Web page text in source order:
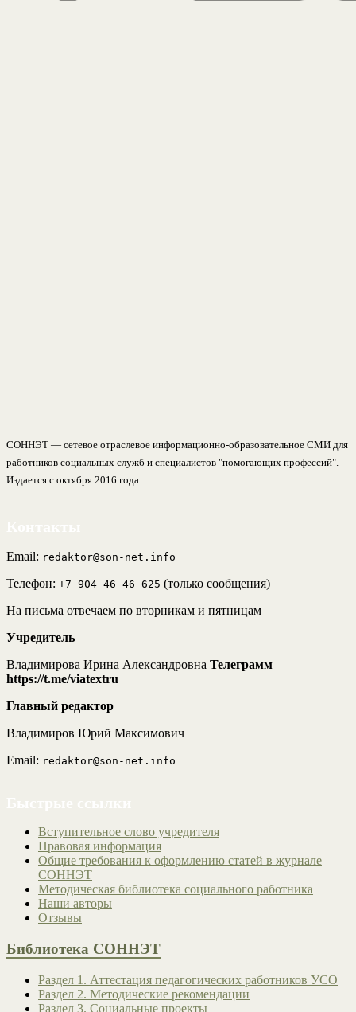
СОННЭТ — сетевое отраслевое информационно-образовательное СМИ для
работников социальных служб и специалистов "помогающих профессий".
Издается с октября 2016 года
Email: redaktor@son-net.info
Телефон: +7 904 46 46 625 (только сообщения)
На письма отвечаем по вторникам и пятницам
Учредитель
Владимирова Ирина Александровна Телеграмм
https://t.me/viatextru
Главный редактор
Владимиров Юрий Максимович
Email: redaktor@son-net.info
Вступительное слово учредителя
Правовая информация
Общие требования к оформлению статей в журнале
СОННЭТ
Методическая библиотека социального работника
Наши авторы
Отзывы
Библиотека СОННЭТ
Раздел 1. Аттестация педагогических работников УСО
Раздел 2. Методические рекомендации
Раздел 3. Социальные проекты